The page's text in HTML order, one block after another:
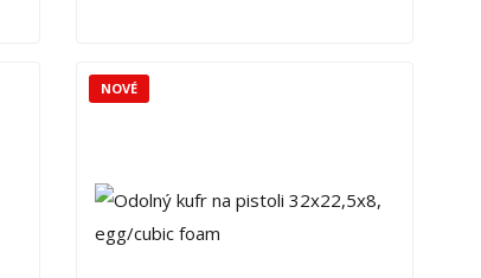
NOVÉ